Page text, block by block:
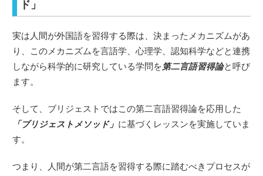
ド」
実は人間が外国語を習得する際は、決まったメカニズムがあ
り、このメカニズムを言語学、心理学、認知科学などと連携
しながら科学的に研究している学問を第二言語習得論と呼び
ます。
そして、ブリジェストではこの第二言語習得論を応用した
「ブリジェストメソッド」 に基づくレッスンを実施していま
す。
つまり、人間が第二言語を習得する際に踏むべきプロセスが